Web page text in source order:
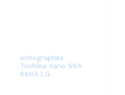
echographes
Toshiba Xario SSA
660A LG